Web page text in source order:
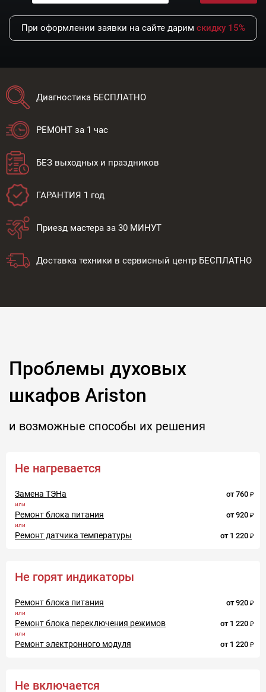
При оформлении заявки на сайте дарим скидку 15%
Диагностика БЕСПЛАТНО
РЕМОНТ за 1 час
БЕЗ выходных и праздников
ГАРАНТИЯ 1 год
Приезд мастера за 30 МИНУТ
Доставка техники в сервисный центр БЕСПЛАТНО
Проблемы духовых
шкафов Ariston
и возможные способы их решения
Не нагревается
Замена ТЭНа от 760
Ремонт блока питания от 920
Ремонт датчика температуры от 1 220
Не горят индикаторы
Ремонт блока питания от 920
Ремонт блока переключения режимов от 1 220
Ремонт электронного модуля от 1 220
Не включается